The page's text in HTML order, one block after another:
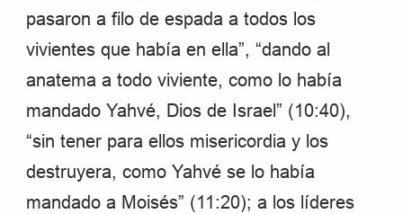
pasaron a filo de espada a todos los
vivientes que había en ella”, “dando al
anatema a todo viviente, como lo había
mandado Yahvé, Dios de Israel” (10:40),
“sin tener para ellos misericordia y los
destruyera, como Yahvé se lo había
mandado a Moisés” (11:20); a los líderes